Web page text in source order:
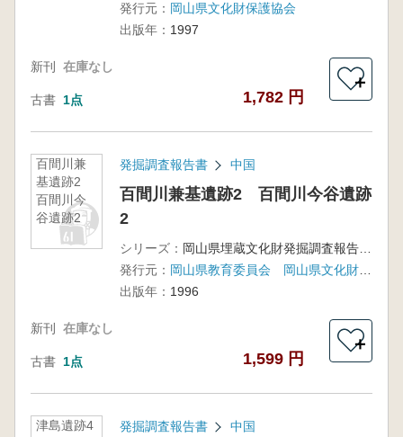
発行元： 岡山県文化財保護協会
出版年： 1997
新刊 在庫なし
古書 1点 1,782 円
＋
百間川兼
基遺跡2
百間川今
谷遺跡2
発掘調査報告書 中国
百間川兼基遺跡2 百間川今谷遺跡
2
シリーズ：
岡山県埋蔵文化財発掘調査報告第114集
発行元：
岡山県教育委員会 岡山県文化財保護協会
出版年： 1996
新刊 在庫なし
古書 1点 1,599 円
＋
津島遺跡4 発掘調査報告書 中国